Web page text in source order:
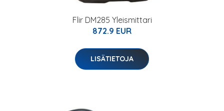
Flir DM285 Yleismittari
872.9 EUR
LISÄTIETOJA